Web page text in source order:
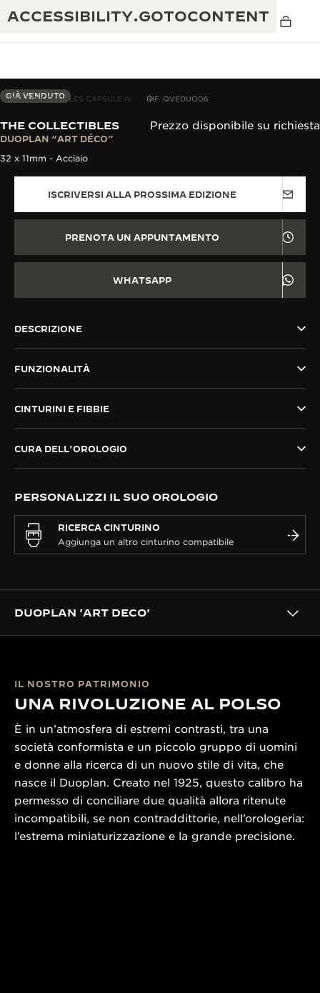
ACCESSIBILITY.GOTOCONTENT
GARANZIA JAEGER-LECOULTRE
THE GOLDEN RATIO MUSICAL SHOW
MOSTRA “THE PERPETUAL
THE DREAM SHAPER
THE STELLAR ODYSSEY
VEDERE TUTTI GLI EVENTI
ECCELLENZA: OLTRE 190 ANNI DI TRADIZIONE
CREATIVITÀ: OLTRE 430 BREVETTI
MAESTRIA: 108 MESTIERI
THE COLLECTIBLES CAPSULE IV RIF. QVEDUO06
GIÀ VENDUTO
THE COLLECTIBLES
DUOPLAN “ART DÉCO”
Prezzo disponibile su richiesta
32 x 11mm - Acciaio
ISCRIVERSI ALLA PROSSIMA EDIZIONE
PRENOTA UN APPUNTAMENTO
WHATSAPP
DESCRIZIONE
FUNZIONALITÀ
CINTURINI E FIBBIE
CURA DELL’OROLOGIO
PERSONALIZZI IL SUO OROLOGIO
RICERCA CINTURINO
DUOPLAN 'ART DECO'
IL NOSTRO PATRIMONIO
UNA RIVOLUZIONE AL POLSO
È in un’atmosfera di estremi contrasti, tra una
società conformista e un piccolo gruppo di uomini
e donne alla ricerca di un nuovo stile di vita, che
nasce il Duoplan. Creato nel 1925, questo calibro ha
permesso di conciliare due qualità allora ritenute
incompatibili, se non contraddittorie, nell’orologeria:
l’estrema miniaturizzazione e la grande precisione.